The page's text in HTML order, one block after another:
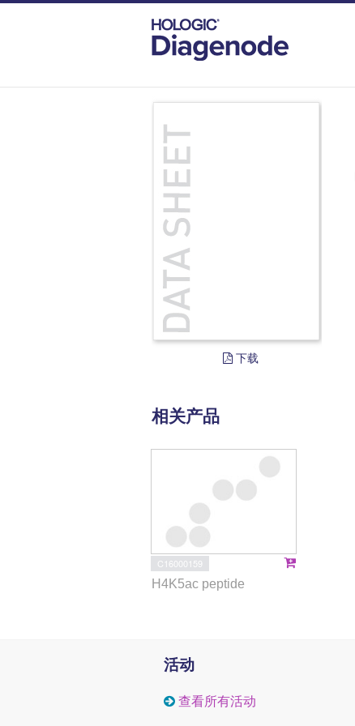
下载
相关产品
C16000159
H4K5ac peptide
活动
查看所有活动